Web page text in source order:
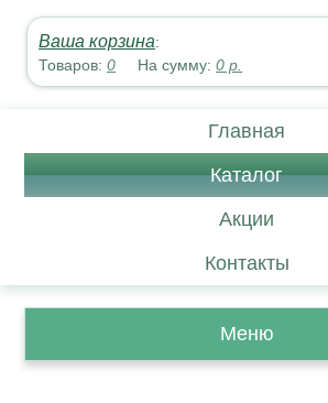
Ваша корзина:
Товаров:0 На сумму:0 р.
Главная
Каталог
Акции
Контакты
Меню